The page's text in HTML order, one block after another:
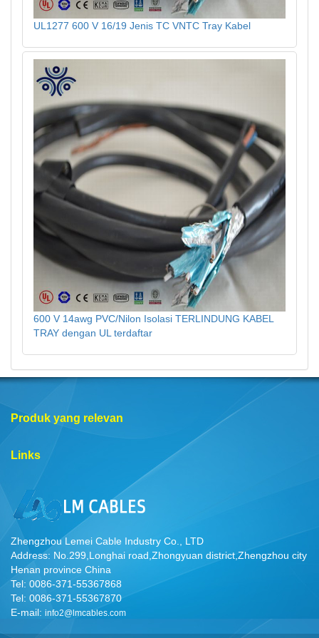
UL1277 600 V 16/19 Jenis TC VNTC Tray Kabel
600 V 14awg PVC/Nilon Isolasi TERLINDUNG KABEL
TRAY dengan UL terdaftar
Produk yang relevan
Links
Zhengzhou Lemei Cable Industry Co., LTD
Address: No.299,Longhai road,Zhongyuan district,Zhengzhou city
Henan province China
Tel: 0086-371-55367868
Tel: 0086-371-55367870
E-mail: info2@lmcables.com